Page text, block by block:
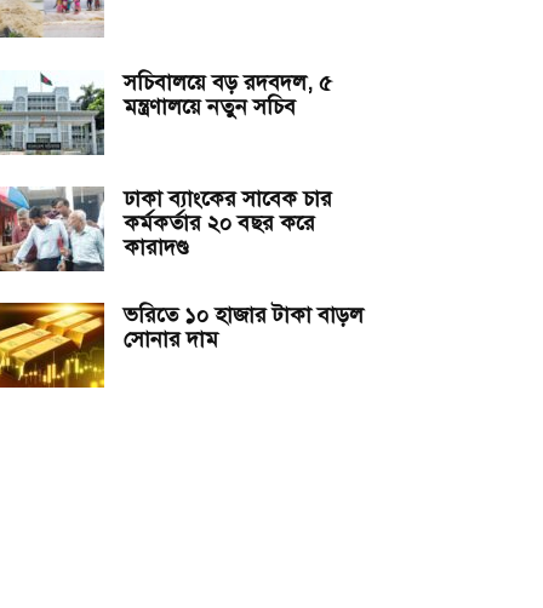
সচিবালয়ে বড় রদবদল, ৫
মন্ত্রণালয়ে নতুন সচিব
ঢাকা ব্যাংকের সাবেক চার
কর্মকর্তার ২০ বছর করে
কারাদণ্ড
ভরিতে ১০ হাজার টাকা বাড়ল
সোনার দাম